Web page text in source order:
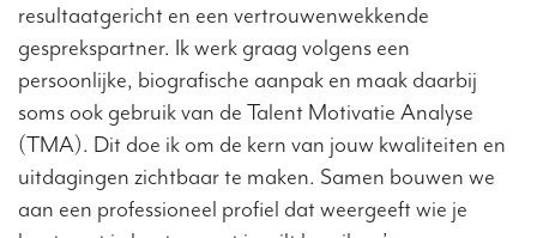
resultaatgericht en een vertrouwenwekkende
gesprekspartner. Ik werk graag volgens een
persoonlijke, biografische aanpak en maak daarbij
soms ook gebruik van de Talent Motivatie Analyse
(TMA). Dit doe ik om de kern van jouw kwaliteiten en
uitdagingen zichtbaar te maken. Samen bouwen we
aan een professioneel profiel dat weergeeft wie je